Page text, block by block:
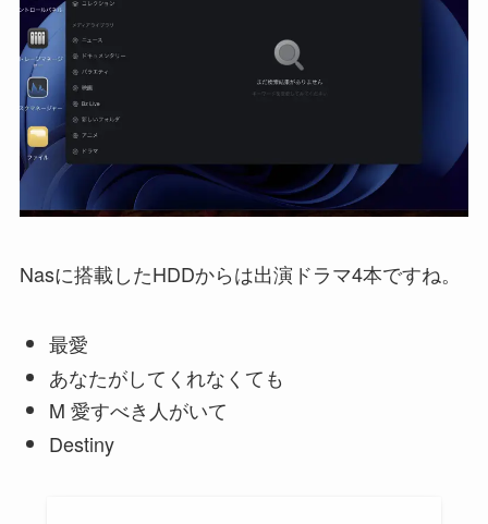
Nasに搭載したHDDからは出演ドラマ4本ですね。
最愛
あなたがしてくれなくても
M 愛すべき人がいて
Destiny